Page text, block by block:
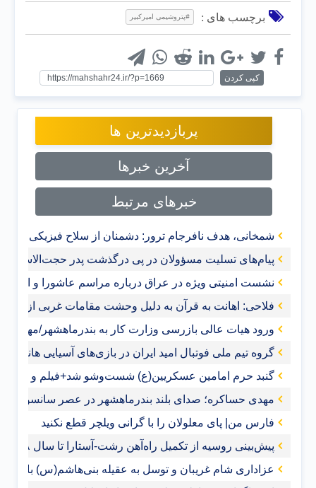
برچسب های : #پتروشیمی امیرکبیر
کپی کردن
پربازدیدترین ها
آخرین خبرها
خبرهای مرتبط
شمخانی، هدف نافرجام ترور: دشمنان از سلاح فیزیکی
پیام‌های تسلیت مسؤولان در پی درگذشت پدر حجت‌الاسلام
نشست امنیتی ویژه در عراق درباره مراسم عاشورا و
فلاحی: اهانت به قرآن‌ به دلیل وحشت مقامات غربی از
ورود هیات عالی بازرسی وزارت کار به بندرماهشهر/مهدی
گروه تیم ملی فوتبال امید ایران در بازی‌های آسیایی
گنبد حرم امامین عسکریین(ع) شست‌وشو شد+فیلم و عکس
مهدی حساکره؛ صدای بلند بندرماهشهر در عصر سانسور و
فارس من| پای معلولان را با گرانی ویلچر قطع نکنید
پیش‌بینی روسیه از تکمیل راه‌آهن رشت-آستارا تا سال ‌۲۰۲۸
عزاداری شام غریبان و توسل به عقیله بنی‌هاشم(س) با